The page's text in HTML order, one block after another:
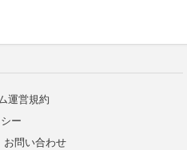
運営規約
ー
お問い合わせ